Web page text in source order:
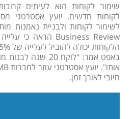
שימור לקוחות הוא לעיתים
לקוחות חדשים. יועץ אסטרטגי
באפט אמר: "לוקח 20
חיובי לאורך זמן.